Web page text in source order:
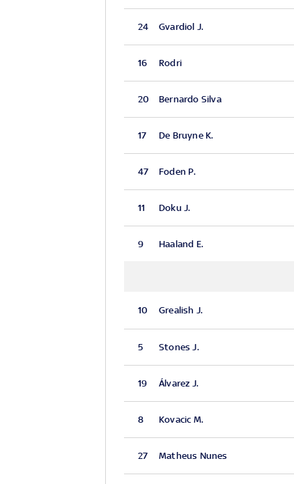
24 Gvardiol J.
16 Rodri
20 Bernardo Silva
17 De Bruyne K.
47 Foden P.
11 Doku J.
9 Haaland E.
10 Grealish J.
5 Stones J.
19 Álvarez J.
8 Kovacic M.
27 Matheus Nunes